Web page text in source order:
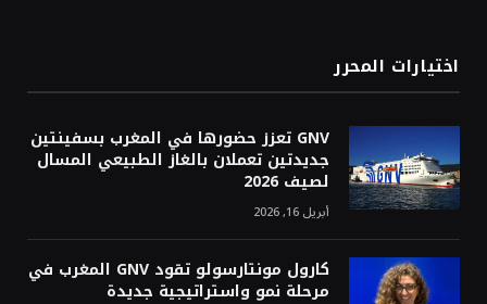
اختيارات المحرر
GNV تعزز حضورها في المغرب بسفينتين
جديدتين تعملان بالغاز الطبيعي المسال
لصيف 2026
أبريل 16, 2026
كارول مونتارسولو تقود GNV المغرب في
مرحلة نمو واستراتيجية جديدة